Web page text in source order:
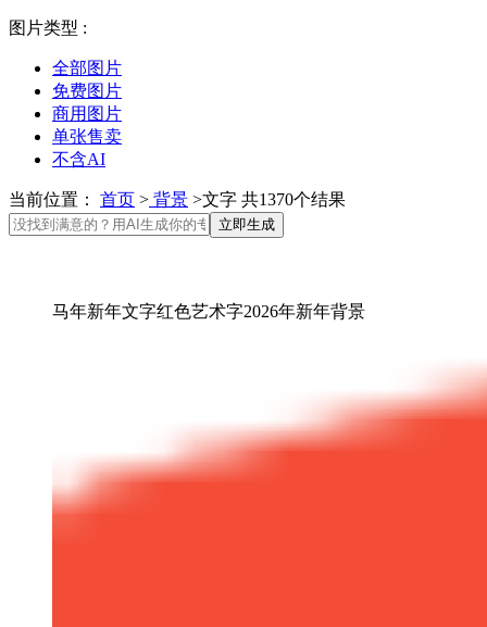
图片类型 :
全部图片
免费图片
商用图片
单张售卖
不含AI
当前位置： 首页 > 背景 >文字 共1370个结果
立即生成
马年新年文字红色艺术字2026年新年背景